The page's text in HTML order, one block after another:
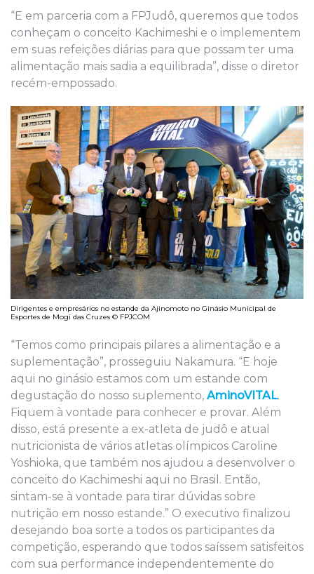
“E em parceria com a FPJudô, queremos que todos
conheçam o conceito Kachimeshi e o implementem
em suas refeições diárias para que possam ter uma
alimentação mais sadia a equilibrada”, disse o diretor
recém-empossado.
Dirigentes e empresários no estande da Ajinomoto no Ginásio Municipal de
Esportes de Mogi das Cruzes © FPJCOM
“Temos como principais pilares a alimentação e a
suplementação”, prosseguiu Nakamura. “E hoje
aqui no ginásio estamos com um estande com
degustação do nosso suplemento, AminoVITAL.
Fiquem à vontade para conhecer e provar. Além
disso, está presente a ex-atleta de judô e atual
nutricionista de vários atletas olímpicos Caroline
Yoshioka, que também nos ajudou a desenvolver o
conceito do Kachimeshi aqui no Brasil. Então,
sintam-se à vontade para tirar dúvidas sobre
nutrição em nosso estande.” O executivo finalizou
desejando boa sorte a todos os participantes da
competição, esperando que todos saíssem satisfeitos
com sua performance independentemente do